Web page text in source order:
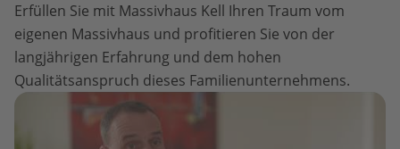
Erfüllen Sie mit Massivhaus Kell Ihren Traum vom
eigenen Massivhaus und profitieren Sie von der
langjährigen Erfahrung und dem hohen
Qualitätsanspruch dieses Familienunternehmens.